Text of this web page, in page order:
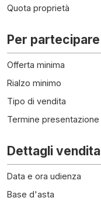
Quota proprietà
Per partecipare
Offerta minima
Rialzo minimo
Tipo di vendita
Termine presentazione
Dettagli vendita
Data e ora udienza
Base d'asta